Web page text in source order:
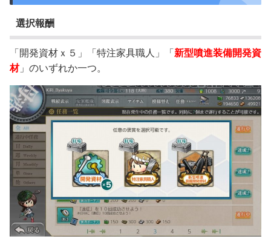
選択報酬
「開発資材ｘ５」「特注家具職人」「 新型噴進装備開発資
材」のいずれか一つ。